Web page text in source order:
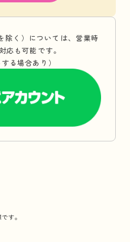
除く）については、営業時
応も可能です。
る場合あり）
す。